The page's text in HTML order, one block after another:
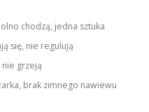
chodzą, jedna sztuka
się, nie regulują
nie grzeją
brak zimnego nawiewu